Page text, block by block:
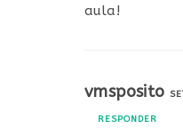
aula!
vmsposito
RESPONDER